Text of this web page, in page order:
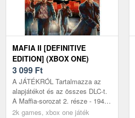
MAFIA II [DEFINITIVE
EDITION] (XBOX ONE)
3 099 Ft
A JÁTÉKRÓL Tartalmazza az
alapjátékot és az összes DLC-t.
A Maffia-sorozat 2. része - 1940-
es és '50-es évek, Empire Bay,
2k games, xbox one játék